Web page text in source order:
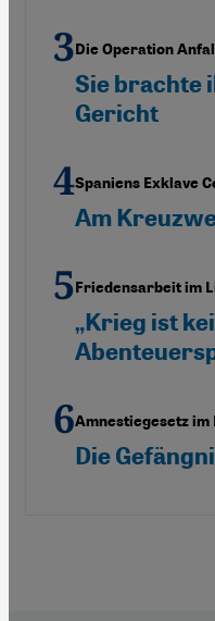
Die Operation
Sie brachte
Gericht
Spaniens Exklave
Am
Friedensarbeit im
„Krieg ist
Amnestiegesetz im
Die